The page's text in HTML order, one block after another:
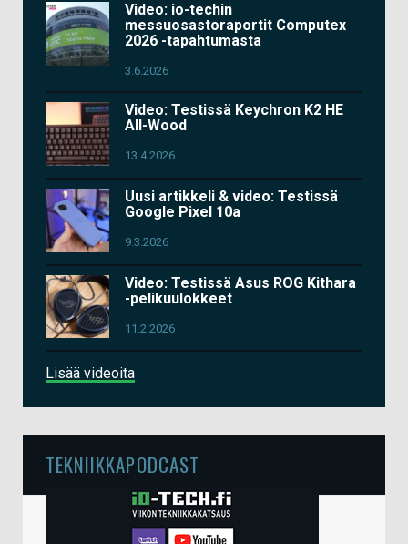
Video: io-techin
messuosastoraportit Computex
2026 -tapahtumasta
3.6.2026
Video: Testissä Keychron K2 HE
All-Wood
13.4.2026
Uusi artikkeli & video: Testissä
Google Pixel 10a
9.3.2026
Video: Testissä Asus ROG Kithara
-pelikuulokkeet
11.2.2026
Lisää videoita
TEKNIIKKAPODCAST